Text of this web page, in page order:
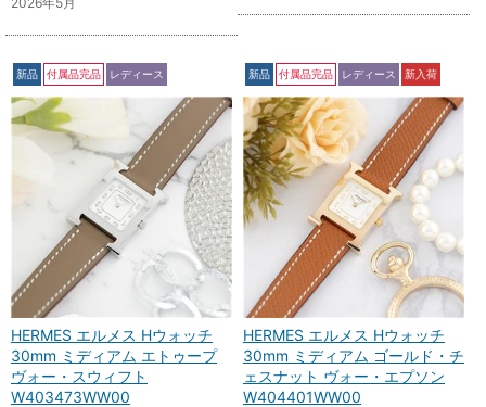
新品 付属品完品 レディース
HERMES エルメス Hウォッチ
30mm ミディアム エトゥープ
ヴォー・スウィフト
W403473WW00
新品 付属品完品 レディース 新入荷
HERMES エルメス Hウォッチ
30mm ミディアム ゴールド・チ
ェスナット ヴォー・エプソン
W404401WW00